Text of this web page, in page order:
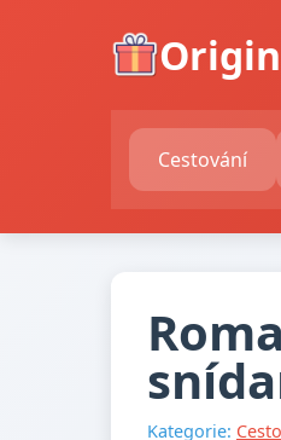
Cestování
Kategorie: